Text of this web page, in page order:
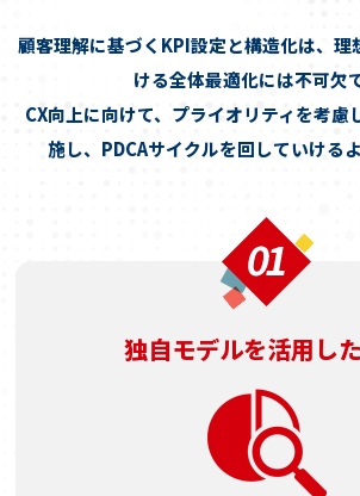
顧客理解に基づくKPI設定と構造化は、理
ける全体最適化には不可欠で
CX向上に向けて、プライオリティを考慮
施し、PDCAサイクルを回していける
独自モデルを活用し